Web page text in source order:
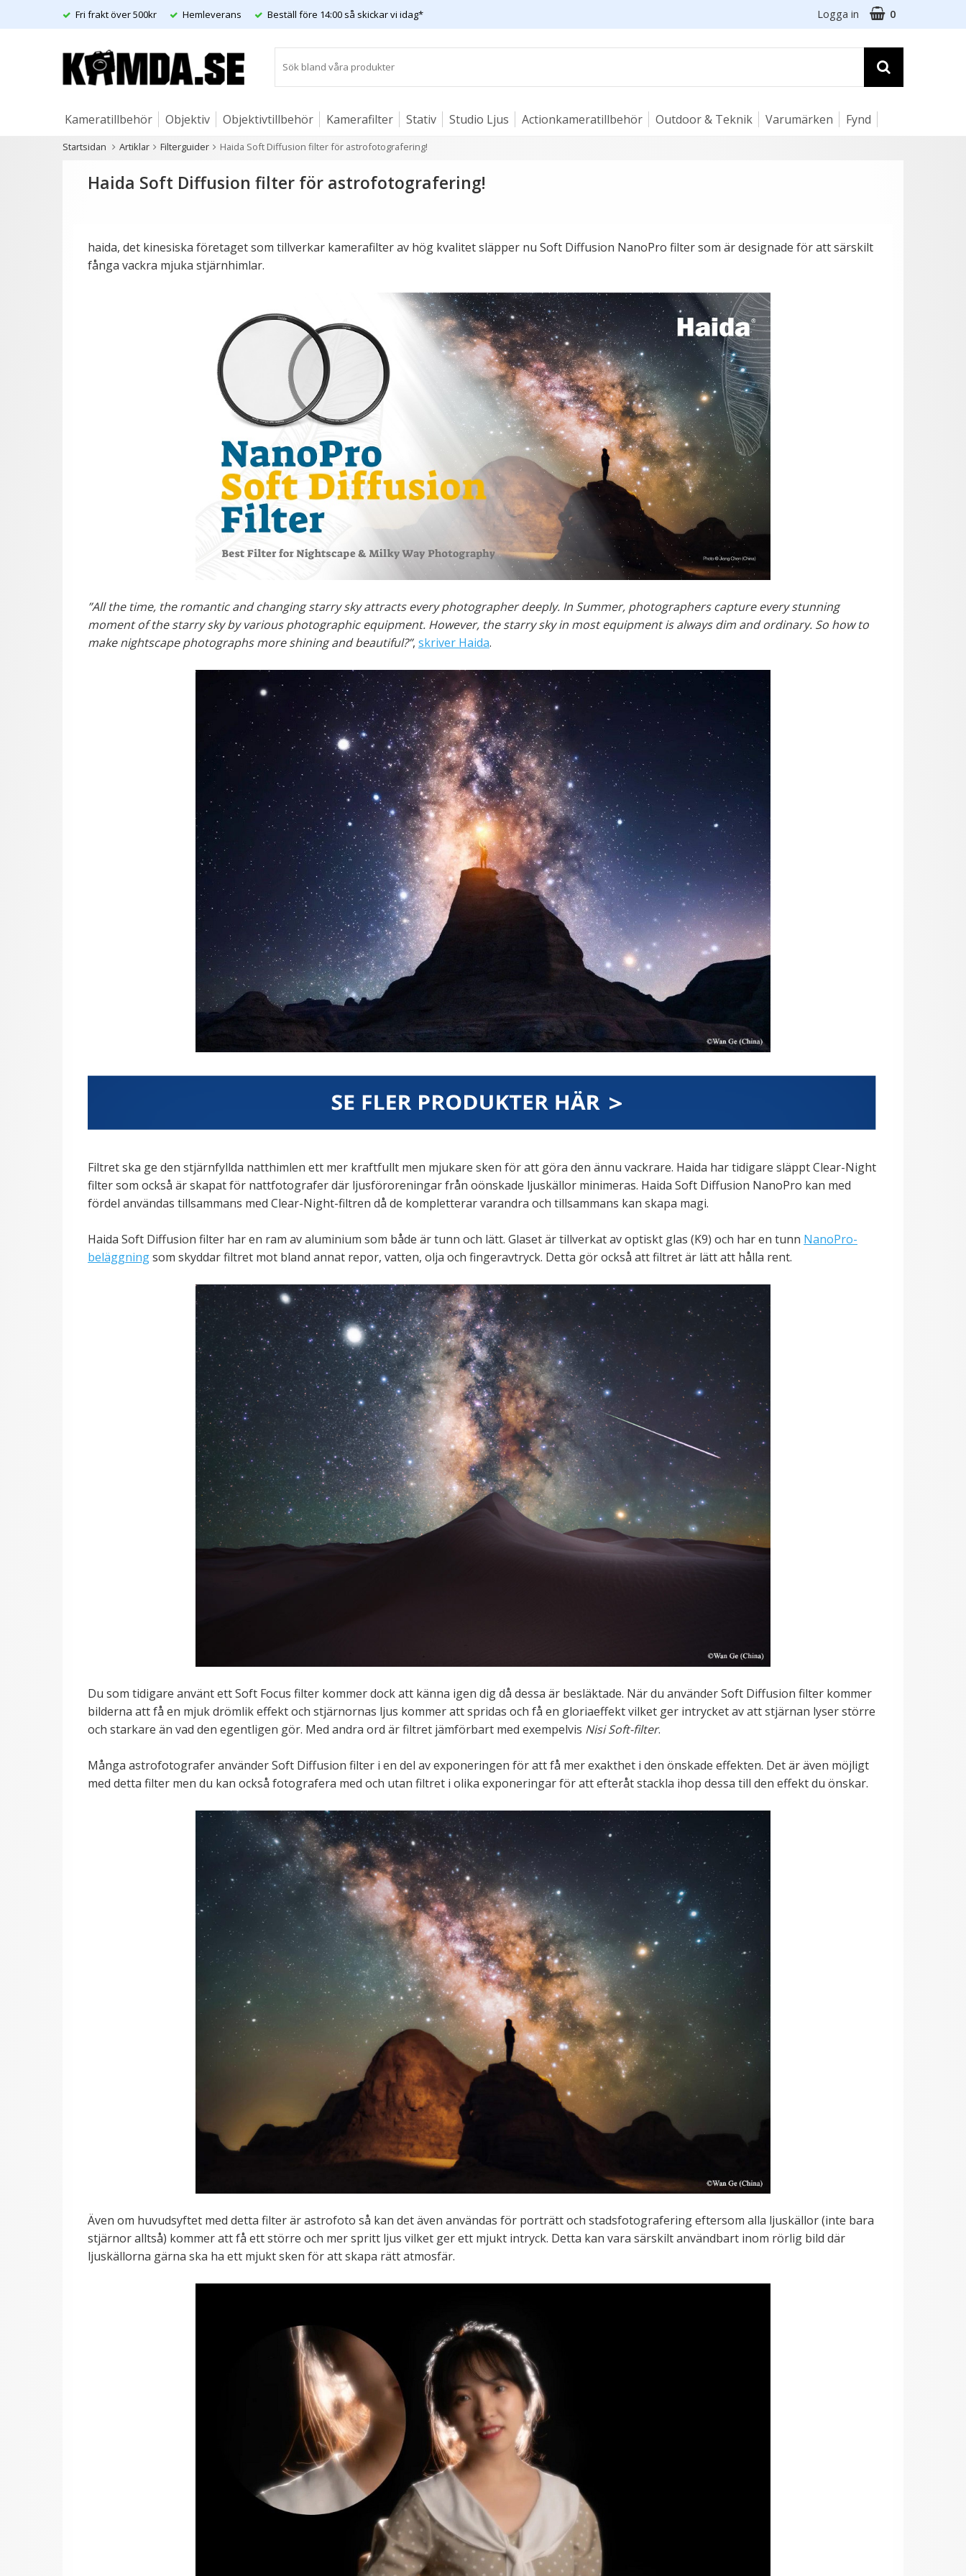
Fri frakt över 500kr Hemleverans Beställ före 14:00 så skickar vi idag* Logga in 0
Kameratillbehör Objektiv Objektivtillbehör Kamerafilter Stativ Studio Ljus Actionkameratillbehör Outdoor & Teknik Varumärken Fynd
Artiklar
Startsidan Artiklar Filterguider Haida Soft Diffusion filter för astrofotografering!
Haida Soft Diffusion filter för astrofotografering!
haida, det kinesiska företaget som tillverkar kamerafilter av hög kvalitet släpper nu Soft Diffusion NanoPro filter som är designade för att särskilt
fånga vackra mjuka stjärnhimlar.
”All the time, the romantic and changing starry sky attracts every photographer deeply. In Summer, photographers capture every stunning
moment of the starry sky by various photographic equipment. However, the starry sky in most equipment is always dim and ordinary. So how to
make nightscape photographs more shining and beautiful?”, skriver Haida.
Filtret ska ge den stjärnfyllda natthimlen ett mer kraftfullt men mjukare sken för att göra den ännu vackrare. Haida har tidigare släppt Clear-Night
filter som också är skapat för nattfotografer där ljusföroreningar från oönskade ljuskällor minimeras. Haida Soft Diffusion NanoPro kan med
fördel användas tillsammans med Clear-Night-filtren då de kompletterar varandra och tillsammans kan skapa magi.
Haida Soft Diffusion filter har en ram av aluminium som både är tunn och lätt. Glaset är tillverkat av optiskt glas (K9) och har en tunn NanoPro-
beläggningsom skyddar filtret mot bland annat repor, vatten, olja och fingeravtryck. Detta gör också att filtret är lätt att hålla rent.
Du som tidigare använt ett Soft Focus filter kommer dock att känna igen dig då dessa är besläktade. När du använder Soft Diffusion filter kommer
bilderna att få en mjuk drömlik effekt och stjärnornas ljus kommer att spridas och få en gloriaeffekt vilket ger intrycket av att stjärnan lyser större
och starkare än vad den egentligen gör. Med andra ord är filtret jämförbart med exempelvis Nisi Soft-filter.
Många astrofotografer använder Soft Diffusion filter i en del av exponeringen för att få mer exakthet i den önskade effekten. Det är även möjligt
med detta filter men du kan också fotografera med och utan filtret i olika exponeringar för att efteråt stackla ihop dessa till den effekt du önskar.
Även om huvudsyftet med detta filter är astrofoto så kan det även användas för porträtt och stadsfotografering eftersom alla ljuskällor (inte bara
stjärnor alltså) kommer att få ett större och mer spritt ljus vilket ger ett mjukt intryck. Detta kan vara särskilt användbart inom rörlig bild där
ljuskällorna gärna ska ha ett mjukt sken för att skapa rätt atmosfär.